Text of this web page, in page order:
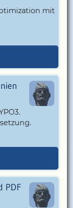
mit
PDF